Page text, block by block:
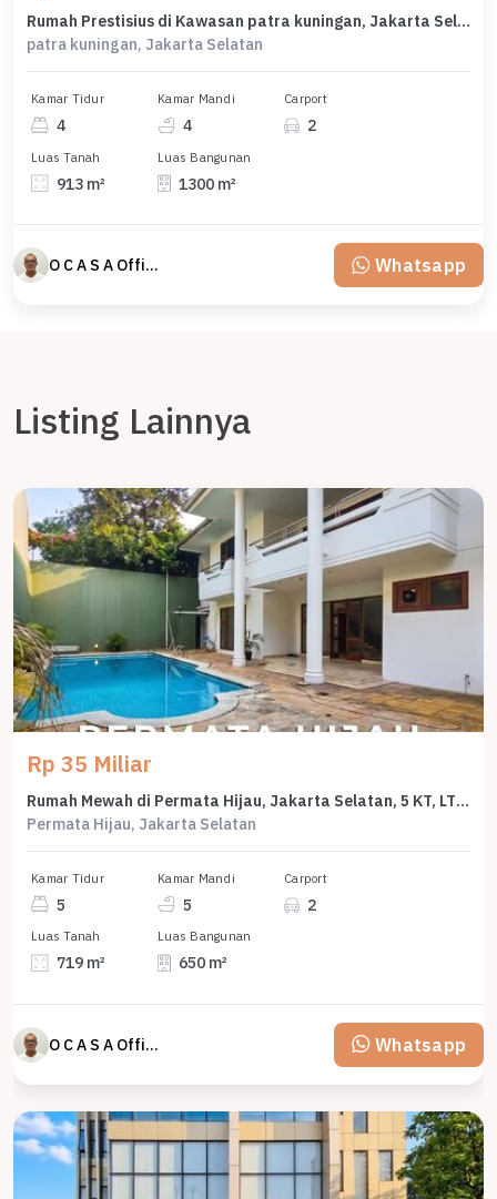
Rumah Prestisius di Kawasan patra kuningan, Jakarta Selatan, LB 1300m², Harga 165 Miliar
patra kuningan, Jakarta Selatan
Kamar Tidur
4
Kamar Mandi
4
Carport
2
Luas Tanah
913 m²
Luas Bangunan
1300 m²
O C A S A Official property perfected Whatsapp
Listing Lainnya
Rp 35 Miliar
Rumah Mewah di Permata Hijau, Jakarta Selatan, 5 KT, LT 719m²
Permata Hijau, Jakarta Selatan
Kamar Tidur
5
Kamar Mandi
5
Carport
2
Luas Tanah
719 m²
Luas Bangunan
650 m²
O C A S A Official property perfected Whatsapp